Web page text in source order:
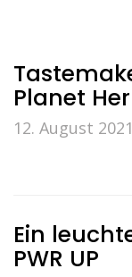
Planet Her
12. August 2021
Ein
PWR UP